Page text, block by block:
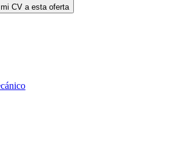
CV a esta oferta